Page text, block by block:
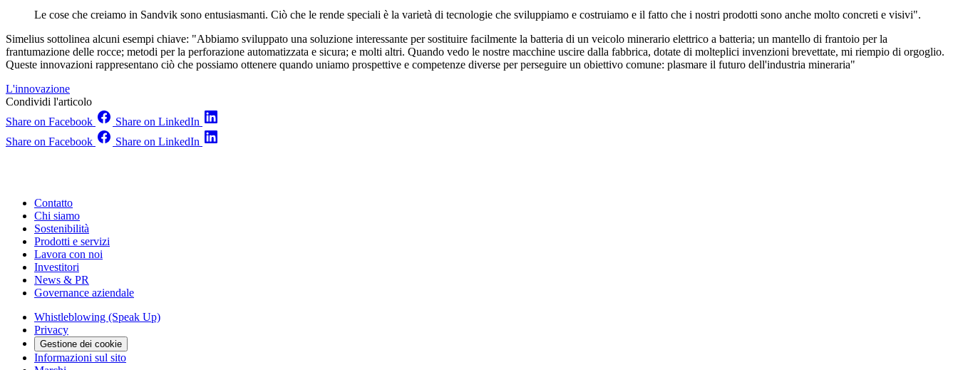
Le cose che creiamo in Sandvik sono entusiasmanti. Ciò che le rende speciali è la varietà di tecnologie che sviluppiamo e costruiamo e il fatto che i nostri prodotti sono anche molto concreti e visivi".
Simelius sottolinea alcuni esempi chiave: "Abbiamo sviluppato una soluzione interessante per sostituire facilmente la batteria di un veicolo minerario elettrico a batteria; un mantello di frantoio per la
frantumazione delle rocce; metodi per la perforazione automatizzata e sicura; e molti altri. Quando vedo le nostre macchine uscire dalla fabbrica, dotate di molteplici invenzioni brevettate, mi riempio di orgoglio.
Queste innovazioni rappresentano ciò che possiamo ottenere quando uniamo prospettive e competenze diverse per perseguire un obiettivo comune: plasmare il futuro dell'industria mineraria"
L'innovazione
Condividi l'articolo
Share on Facebook
Share on LinkedIn
Share on Facebook
Share on LinkedIn
Contatto
Chi siamo
Sostenibilità
Prodotti e servizi
Lavora con noi
Investitori
News & PR
Governance aziendale
Whistleblowing (Speak Up)
Privacy
Gestione dei cookie
Informazioni sul sito